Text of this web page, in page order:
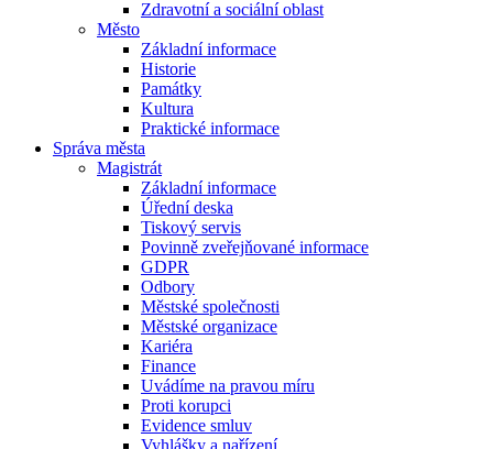
Zdravotní a sociální oblast
Město
Základní informace
Historie
Památky
Kultura
Praktické informace
Správa města
Magistrát
Základní informace
Úřední deska
Tiskový servis
Povinně zveřejňované informace
GDPR
Odbory
Městské společnosti
Městské organizace
Kariéra
Finance
Uvádíme na pravou míru
Proti korupci
Evidence smluv
Vyhlášky a nařízení